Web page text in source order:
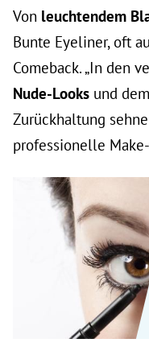
Von leuchtendem
Bunte Eyeliner, oft
Comeback. „In den
Nude-Looks und dem
Zurückhaltung
professionelle